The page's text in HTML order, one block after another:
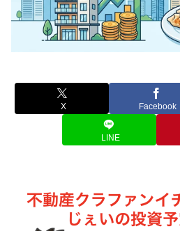
X Facebook
LINE